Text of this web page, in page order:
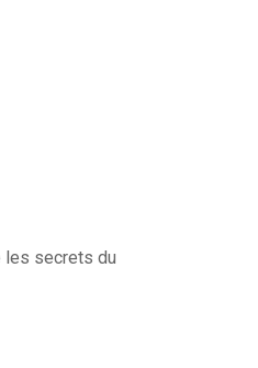
les secrets du